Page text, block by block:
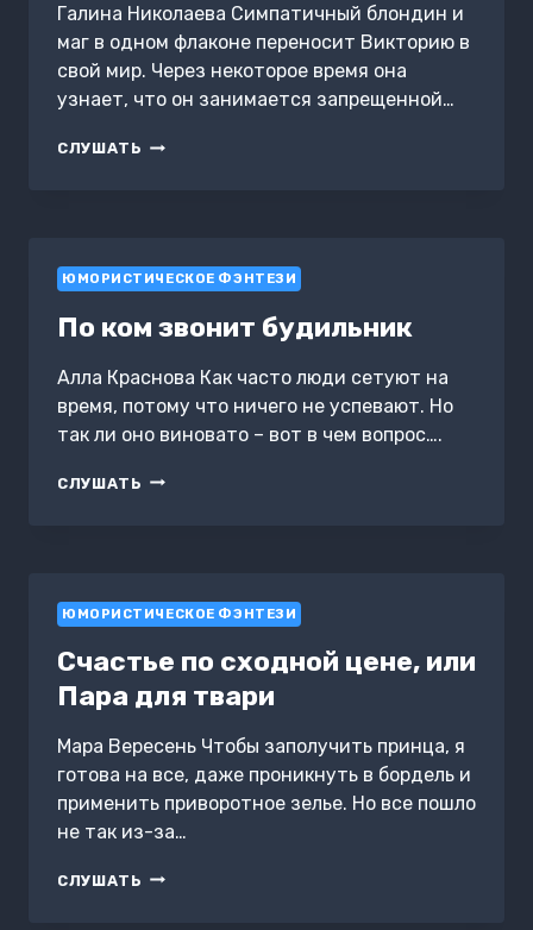
Галина Николаева Симпатичный блондин и
маг в одном флаконе переносит Викторию в
свой мир. Через некоторое время она
узнает, что он занимается запрещенной…
СЛУШАТЬ ЗНАЙ
ЮМОРИСТИЧЕСКОЕ ФЭНТЕЗИ
По ком звонит будильник
Алла Краснова Как часто люди сетуют на
время, потому что ничего не успевают. Но
так ли оно виновато – вот в чем вопрос….
СЛУШАТЬ ПО
ЮМОРИСТИЧЕСКОЕ ФЭНТЕЗИ
Счастье по сходной цене, или
Пара для твари
Мара Вересень Чтобы заполучить принца, я
готова на все, даже проникнуть в бордель и
применить приворотное зелье. Но все пошло
не так из-за…
СЛУШАТЬ СЧАСТЬЕ